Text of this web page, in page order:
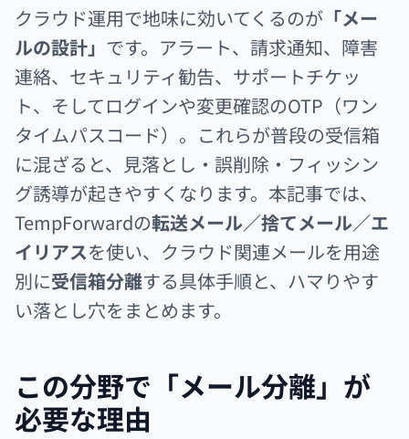
クラウド運用で地味に効いてくるのが 「メー
ルの設計」 です。アラート、請求通知、障害
連絡、セキュリティ勧告、サポートチケッ
ト、そしてログインや変更確認のOTP（ワン
タイムパスコード）。これらが普段の受信箱
に混ざると、見落とし・誤削除・フィッシン
グ誘導が起きやすくなります。本記事では、
TempForwardの転送メール／捨てメール／エ
イリアスを使い、クラウド関連メールを用途
別に受信箱分離する具体手順と、ハマりやす
い落とし穴をまとめます。
この分野で「メール分離」が
必要な理由